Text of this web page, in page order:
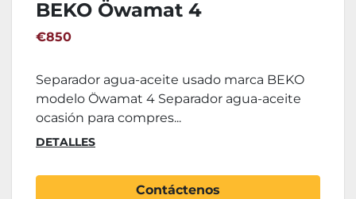
BEKO Öwamat 4
€850
Separador agua-aceite usado marca BEKO
modelo Öwamat 4 Separador agua-aceite
ocasión para compres...
DETALLES
Contáctenos